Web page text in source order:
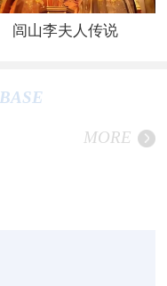
闾山李夫人传说
BASE
MORE